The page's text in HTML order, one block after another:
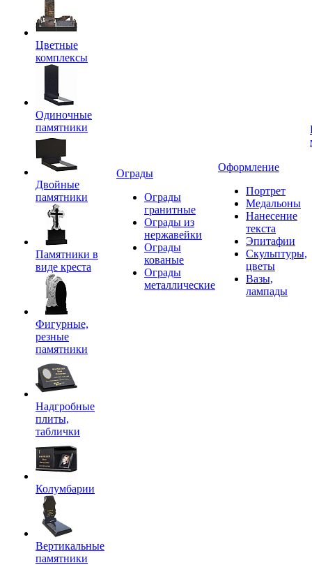
Цветные
комплексы
Одиночные
памятники
Двойные
памятники
Памятники в
виде креста
Фигурные,
резные
памятники
Надгробные
плиты,
таблички
Колумбарии
Вертикальные
памятники
Ограды
Ограды
гранитные
Ограды из
нержавейки
Ограды
кованые
Ограды
металлические
Оформление
Портрет
Медальоны
Нанесение
текста
Эпитафии
Скульптуры,
цветы
Вазы,
лампады